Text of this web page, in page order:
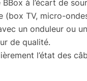
à l’écart de
(box TV, micro-
un onduleur ou un
de qualité.
l’état des